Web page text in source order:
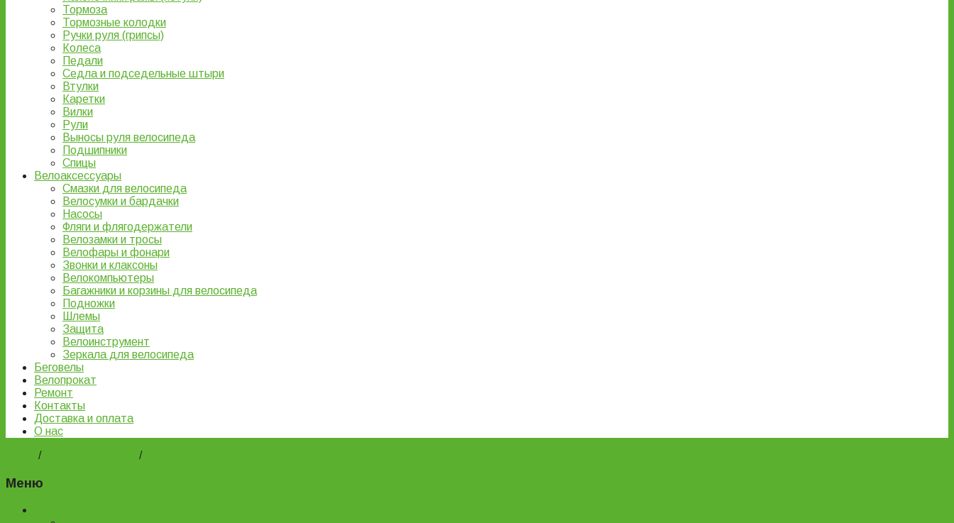
Тормоза
Тормозные колодки
Ручки руля (грипсы)
Колеса
Педали
Седла и подседельные штыри
Втулки
Каретки
Вилки
Рули
Выносы руля велосипеда
Подшипники
Спицы
Велоаксессуары
Смазки для велосипеда
Велосумки и бардачки
Насосы
Фляги и флягодержатели
Велозамки и тросы
Велофары и фонари
Звонки и клаксоны
Велокомпьютеры
Багажники и корзины для велосипеда
Подножки
Шлемы
Защита
Велоинструмент
Зеркала для велосипеда
Беговелы
Велопрокат
Ремонт
Контакты
Доставка и оплата
О нас
/ /
Меню